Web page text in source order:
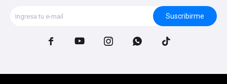
Suscribirme
    